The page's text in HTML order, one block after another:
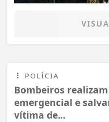
POLÍCIA
Bombeiros
emergencial e
vítima de...